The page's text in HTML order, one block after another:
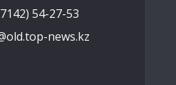
54-27-53
news.kz